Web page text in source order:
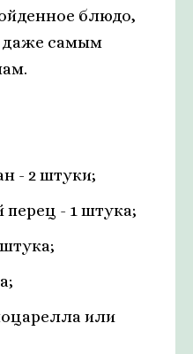
блюдо,
даже самым
- 2 штуки;
- 1 штука;
или